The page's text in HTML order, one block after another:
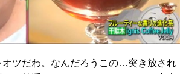
オツだわ。なんだろうこの…突き放され